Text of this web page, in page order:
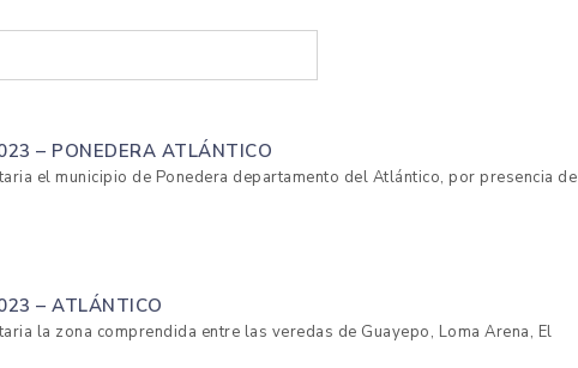
– PONEDERA ATLÁNTICO
el municipio de Ponedera departamento del Atlántico, por presencia de
– ATLÁNTICO
la zona comprendida entre las veredas de Guayepo, Loma Arena, El